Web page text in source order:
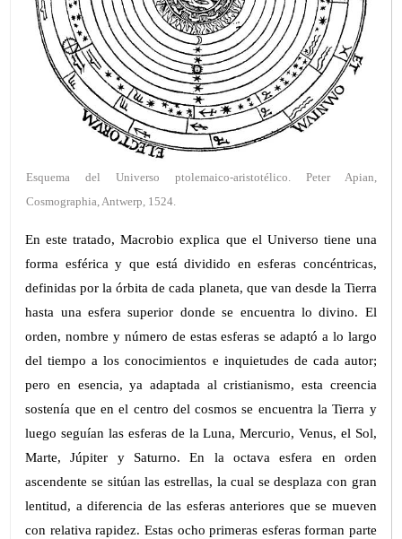
Esquema del Universo ptolemaico-aristotélico. Peter Apian,
Cosmographia, Antwerp, 1524.
En este tratado, Macrobio explica que el Universo tiene una
forma esférica y que está dividido en esferas concéntricas,
definidas por la órbita de cada planeta, que van desde la Tierra
hasta una esfera superior donde se encuentra lo divino. El
orden, nombre y número de estas esferas se adaptó a lo largo
del tiempo a los conocimientos e inquietudes de cada autor;
pero en esencia, ya adaptada al cristianismo, esta creencia
sostenía que en el centro del cosmos se encuentra la Tierra y
luego seguían las esferas de la Luna, Mercurio, Venus, el Sol,
Marte, Júpiter y Saturno. En la octava esfera en orden
ascendente se sitúan las estrellas, la cual se desplaza con gran
lentitud, a diferencia de las esferas anteriores que se mueven
con relativa rapidez. Estas ocho primeras esferas forman parte